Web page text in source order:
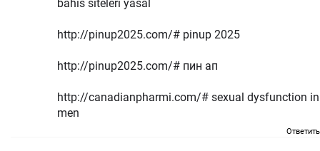
bahis siteleri yasal
http://pinup2025.com/# pinup 2025
http://pinup2025.com/# пин ап
http://canadianpharmi.com/# sexual dysfunction in
men
Ответить